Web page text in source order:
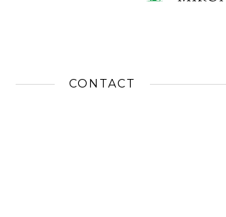
CONTACT